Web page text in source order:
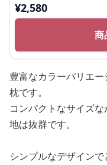
¥2,580
商
豊富なカラーバリエ
枕です。
コンパクトなサイズ
地は抜群です。
シンプルなデザイン